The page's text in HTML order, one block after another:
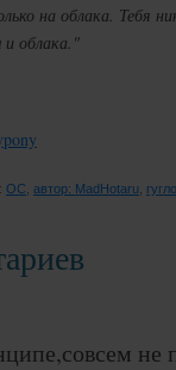
на облака. Тебя
и облака."
OC автор: MadHotaru
не